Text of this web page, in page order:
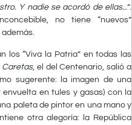
Y nadie se acordó de ellas...”.
no tiene “nuevos”
los “Viva la Patria” en todas las
Caretas, el del Centenario, salió a
sugerente: la imagen de una
en tules y gasas) con la
paleta de pintor en una mano y
otra alegoría: la República